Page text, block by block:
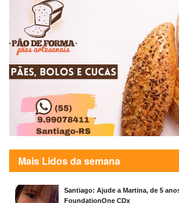
Mais Lidos da semana
Santiago: Ajude a Martina, de 5
FoundationOne CDx